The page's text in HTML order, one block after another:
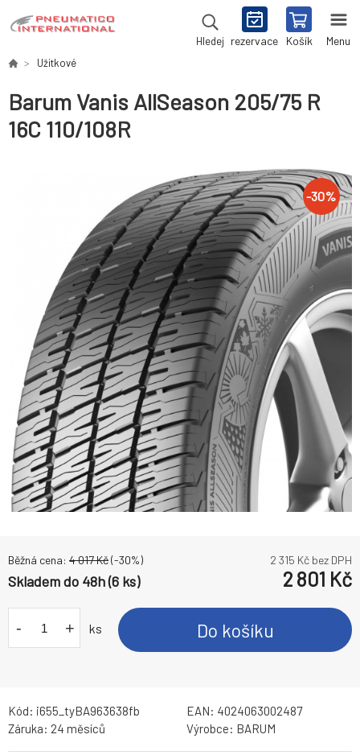
Hledej rezervace Košík Menu
Užitkové
Barum Vanis AllSeason 205/75 R
16C 110/108R
-30%
Běžná cena: 4 017Kč(-30%) 2 315 Kč bez DPH
Skladem do 48h (6 ks) 2 801 Kč
- + ks Do košíku
Kód: i655_tyBA963638fb EAN: 4024063002487
Záruka: 24 měsíců Výrobce: BARUM